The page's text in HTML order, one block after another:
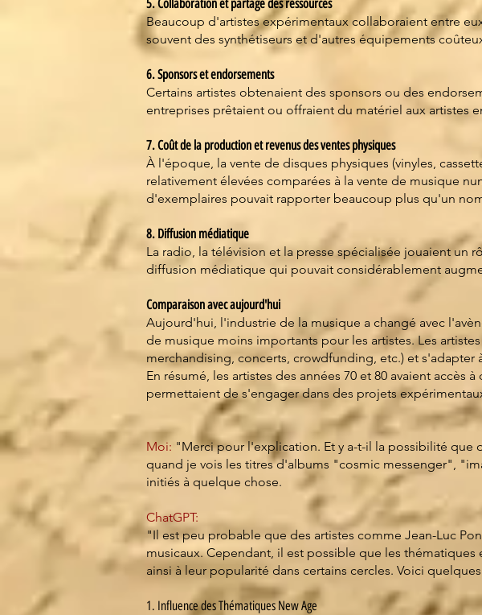
5. Collaboration et partage des ressources
Beaucoup d'artistes expérimentaux collaboraient entre
souvent des synthétiseurs et d'autres équipements
6. Sponsors et endorsements
Certains artistes obtenaient des sponsors ou des
entreprises prêtaient ou offraient du matériel aux artistes
7. Coût de la production et revenus des ventes physiques
À l'époque, la vente de disques physiques (vinyles,
relativement élevées comparées à la vente de musique
d'exemplaires pouvait rapporter beaucoup plus qu'un
8. Diffusion médiatique
La radio, la télévision et la presse spécialisée jouaient un
diffusion médiatique qui pouvait considérablement
Comparaison avec aujourd'hui
Aujourd'hui, l'industrie de la musique a changé avec
de musique moins importants pour les artistes. Les
merchandising, concerts, crowdfunding, etc.) et
En résumé, les artistes des années 70 et 80 avaient
permettaient de s'engager dans des projets
Moi: "Merci pour l'explication. Et y a-t-il la possibilité que
quand je vois les titres d'albums "cosmic messenger",
initiés à quelque chose.
ChatGPT:
"Il est peu probable que des artistes comme Jean-Luc
musicaux. Cependant, il est possible que les
ainsi à leur popularité dans certains cercles. Voici
1. Influence des Thématiques New Age